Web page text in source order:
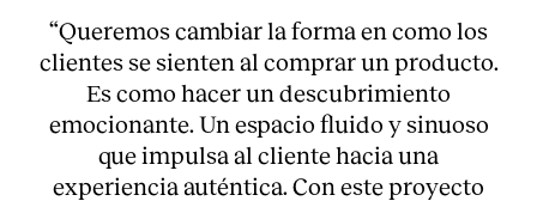
“Queremos cambiar la forma en como los
clientes se sienten al comprar un producto.
Es como hacer un descubrimiento
emocionante. Un espacio fluido y sinuoso
que impulsa al cliente hacia una
experiencia auténtica. Con este proyecto